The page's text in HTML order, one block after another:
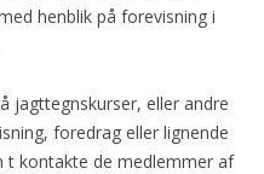
henblik på forevisning i
jagttegnskurser, eller andre
foredrag eller lignende
t kontakte de medlemmer af